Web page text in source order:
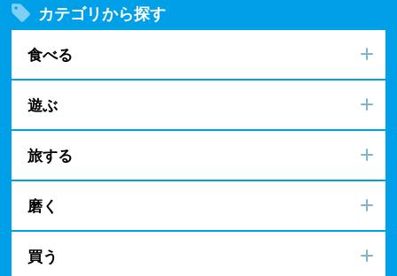
カテゴリから探す
食べる
遊ぶ
旅する
磨く
買う